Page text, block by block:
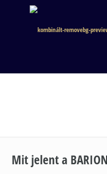
Mit jelent a